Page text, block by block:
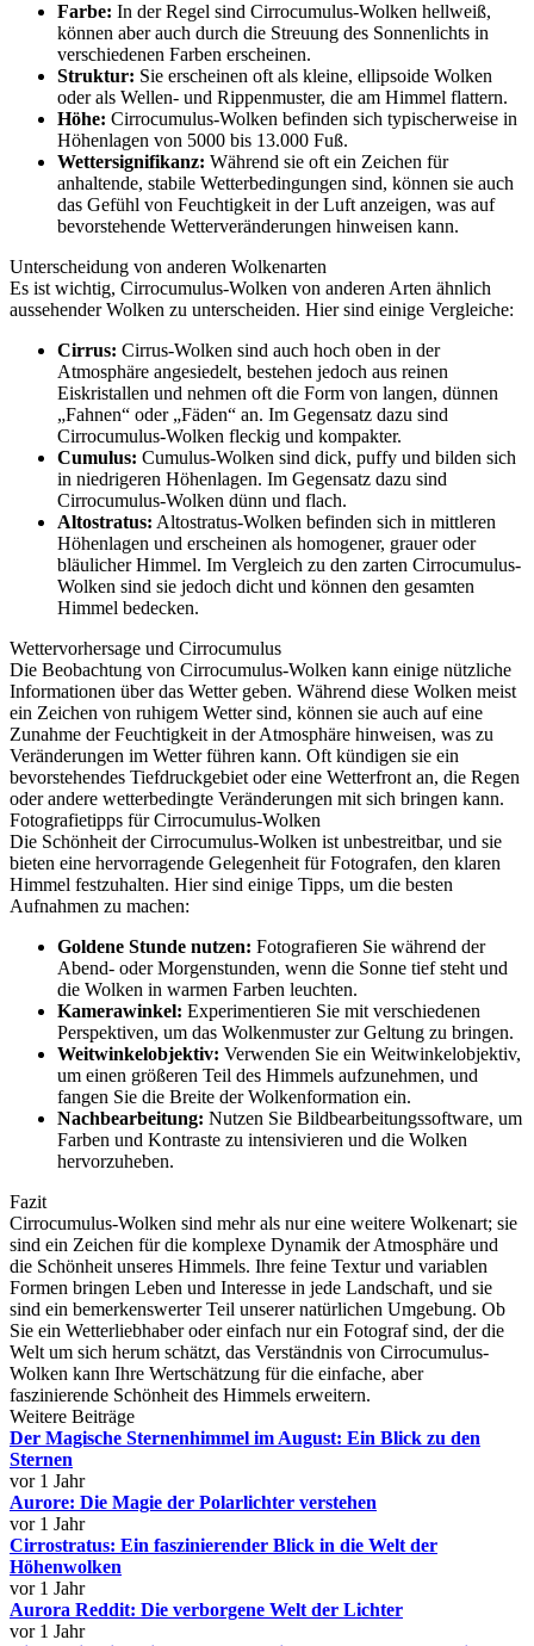
Farbe: In der Regel sind Cirrocumulus-Wolken hellweiß,
können aber auch durch die Streuung des Sonnenlichts in
verschiedenen Farben erscheinen.
Struktur: Sie erscheinen oft als kleine, ellipsoide Wolken
oder als Wellen- und Rippenmuster, die am Himmel flattern.
Höhe: Cirrocumulus-Wolken befinden sich typischerweise in
Höhenlagen von 5000 bis 13.000 Fuß.
Wettersignifikanz: Während sie oft ein Zeichen für
anhaltende, stabile Wetterbedingungen sind, können sie auch
das Gefühl von Feuchtigkeit in der Luft anzeigen, was auf
bevorstehende Wetterveränderungen hinweisen kann.
Unterscheidung von anderen Wolkenarten
Es ist wichtig, Cirrocumulus-Wolken von anderen Arten ähnlich
aussehender Wolken zu unterscheiden. Hier sind einige Vergleiche:
Cirrus: Cirrus-Wolken sind auch hoch oben in der
Atmosphäre angesiedelt, bestehen jedoch aus reinen
Eiskristallen und nehmen oft die Form von langen, dünnen
„Fahnen“ oder „Fäden“ an. Im Gegensatz dazu sind
Cirrocumulus-Wolken fleckig und kompakter.
Cumulus: Cumulus-Wolken sind dick, puffy und bilden sich
in niedrigeren Höhenlagen. Im Gegensatz dazu sind
Cirrocumulus-Wolken dünn und flach.
Altostratus: Altostratus-Wolken befinden sich in mittleren
Höhenlagen und erscheinen als homogener, grauer oder
bläulicher Himmel. Im Vergleich zu den zarten Cirrocumulus-
Wolken sind sie jedoch dicht und können den gesamten
Himmel bedecken.
Wettervorhersage und Cirrocumulus
Die Beobachtung von Cirrocumulus-Wolken kann einige nützliche
Informationen über das Wetter geben. Während diese Wolken meist
ein Zeichen von ruhigem Wetter sind, können sie auch auf eine
Zunahme der Feuchtigkeit in der Atmosphäre hinweisen, was zu
Veränderungen im Wetter führen kann. Oft kündigen sie ein
bevorstehendes Tiefdruckgebiet oder eine Wetterfront an, die Regen
oder andere wetterbedingte Veränderungen mit sich bringen kann.
Fotografietipps für Cirrocumulus-Wolken
Die Schönheit der Cirrocumulus-Wolken ist unbestreitbar, und sie
bieten eine hervorragende Gelegenheit für Fotografen, den klaren
Himmel festzuhalten. Hier sind einige Tipps, um die besten
Aufnahmen zu machen:
Goldene Stunde nutzen: Fotografieren Sie während der
Abend- oder Morgenstunden, wenn die Sonne tief steht und
die Wolken in warmen Farben leuchten.
Kamerawinkel: Experimentieren Sie mit verschiedenen
Perspektiven, um das Wolkenmuster zur Geltung zu bringen.
Weitwinkelobjektiv: Verwenden Sie ein Weitwinkelobjektiv,
um einen größeren Teil des Himmels aufzunehmen, und
fangen Sie die Breite der Wolkenformation ein.
Nachbearbeitung: Nutzen Sie Bildbearbeitungssoftware, um
Farben und Kontraste zu intensivieren und die Wolken
hervorzuheben.
Fazit
Cirrocumulus-Wolken sind mehr als nur eine weitere Wolkenart; sie
sind ein Zeichen für die komplexe Dynamik der Atmosphäre und
die Schönheit unseres Himmels. Ihre feine Textur und variablen
Formen bringen Leben und Interesse in jede Landschaft, und sie
sind ein bemerkenswerter Teil unserer natürlichen Umgebung. Ob
Sie ein Wetterliebhaber oder einfach nur ein Fotograf sind, der die
Welt um sich herum schätzt, das Verständnis von Cirrocumulus-
Wolken kann Ihre Wertschätzung für die einfache, aber
faszinierende Schönheit des Himmels erweitern.
Weitere Beiträge
Der Magische Sternenhimmel im August: Ein Blick zu den
Sternen
vor 1 Jahr
Aurore: Die Magie der Polarlichter verstehen
vor 1 Jahr
Cirrostratus: Ein faszinierender Blick in die Welt der
Höhenwolken
vor 1 Jahr
Aurora Reddit: Die verborgene Welt der Lichter
vor 1 Jahr